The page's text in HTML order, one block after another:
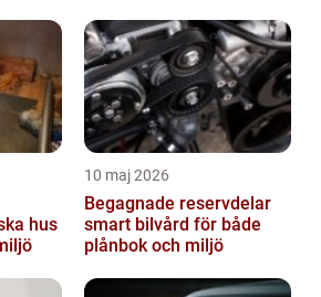
hus
10 maj 2026
Begagnade reservdelar
smart bilvård för både
plånbok och miljö